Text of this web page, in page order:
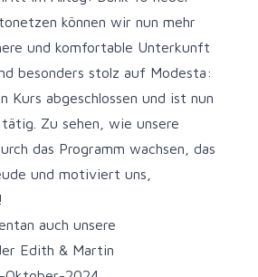
können wir nun mehr
und komfortable Unterkunft
besonders stolz auf Modesta:
Kurs abgeschlossen und ist nun
Zu sehen, wie unsere
das Programm wachsen, das
und motiviert uns,
auch unsere
Edith & Martin